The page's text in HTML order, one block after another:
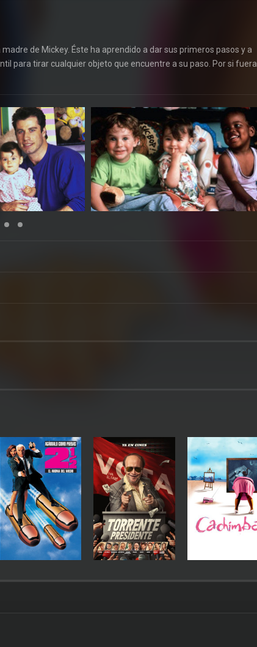
de Mickey. Éste ha aprendido a dar sus primeros pasos y a
para tirar cualquier objeto que encuentre a su paso. Por si fuera